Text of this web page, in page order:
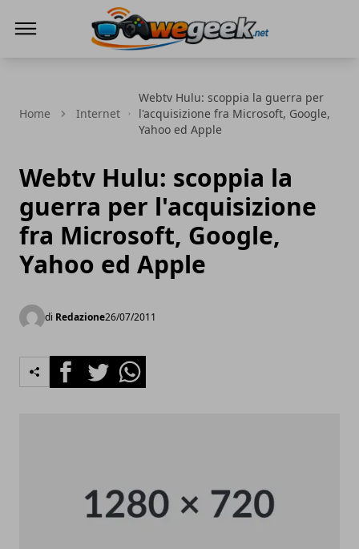
Home Internet
Webtv Hulu: scoppia la guerra per
l'acquisizione fra Microsoft, Google,
Yahoo ed Apple
Webtv Hulu: scoppia la
guerra per l'acquisizione
fra Microsoft, Google,
Yahoo ed Apple
di Redazione26/07/2011
FacebookTwitterWhatsapp